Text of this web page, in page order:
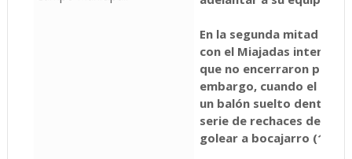
En la segunda mitad
con el Miajadas
que no encerraron
embargo, cuando el
un balón suelto dentro
serie de rechaces del
golear a bocajarro (1-1).